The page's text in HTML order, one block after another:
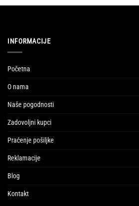
INFORMACIJE
Početna
O nama
Naše pogodnosti
Zadovoljni kupci
Praćenje pošiljke
Reklamacije
Blog
Kontakt